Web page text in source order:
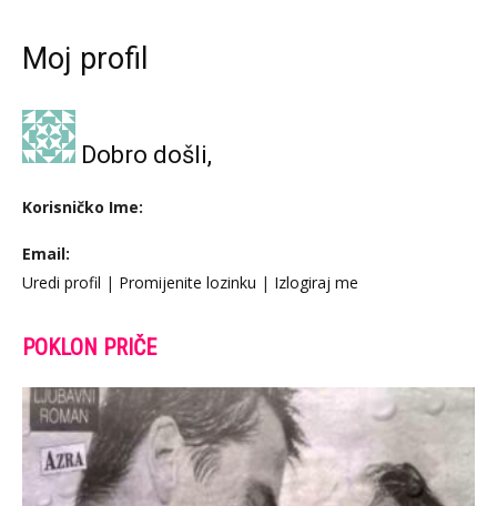
Moj profil
Dobro došli,
Korisničko Ime:
Email:
Uredi profil | Promijenite lozinku | Izlogiraj me
POKLON PRIČE